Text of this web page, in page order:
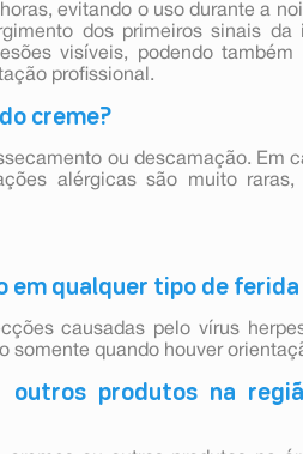
evitando o uso durante a
dos primeiros sinais da
visíveis, podendo
profissional.
creme?
ou descamação. Em
alérgicas são muito raras,
em qualquer tipo de ferida
causadas pelo vírus
somente quando houver
outros produtos na